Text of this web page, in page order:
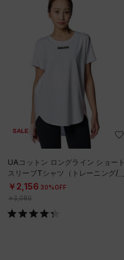
SALE
UAコットン ロングライン ショート
スリーブTシャツ（トレーニング/W
OMEN）
￥2,156 30%OFF
￥3,080